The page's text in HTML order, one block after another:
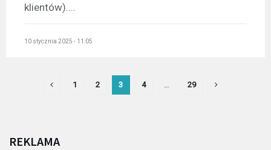
klientów)....
10 stycznia 2025 - 11:05
1 2 3 4 … 29
REKLAMA